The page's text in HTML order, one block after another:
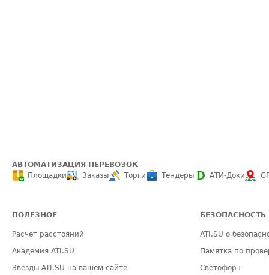
АВТОМАТИЗАЦИЯ ПЕРЕВОЗОК
Площадки
Заказы Торги Тендеры АТИ-Доки
ПОЛЕЗНОЕ
Расчет расстояний
Академия ATI.SU
Звезды ATI.SU на вашем сайте
БЕЗОПАСНОСТЬ
ATI.SU о
Памятка по
Светофор+